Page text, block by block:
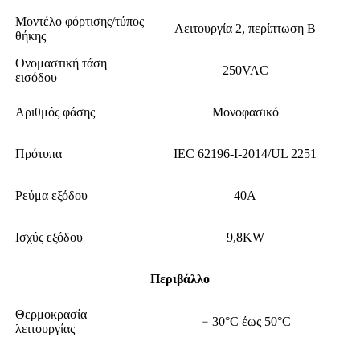
Μοντέλο φόρτισης/τύπος
θήκης
Λειτουργία 2, περίπτωση Β
Ονομαστική τάση
εισόδου
250VAC
Αριθμός φάσης Μονοφασικό
Πρότυπα IEC 62196-I-2014/UL 2251
Ρεύμα εξόδου 40Α
Ισχύς εξόδου 9,8KW
Περιβάλλο
Θερμοκρασία
λειτουργίας
﹣30°C έως 50°C